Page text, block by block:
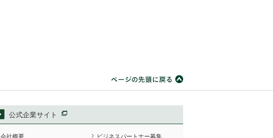
公式企業サイト
会社概要 ビジネスパートナー募集